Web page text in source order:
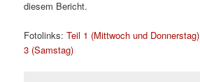
diesem Bericht.
Fotolinks:Teil 1 (Mittwoch und Donnerstag)
3 (Samstag)